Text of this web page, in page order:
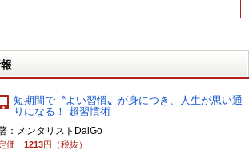
短期間で〝よい習慣〟が身につき、人生が思い通
りになる！ 超習慣術
：メンタリストDaiGo
価1213円（税抜）